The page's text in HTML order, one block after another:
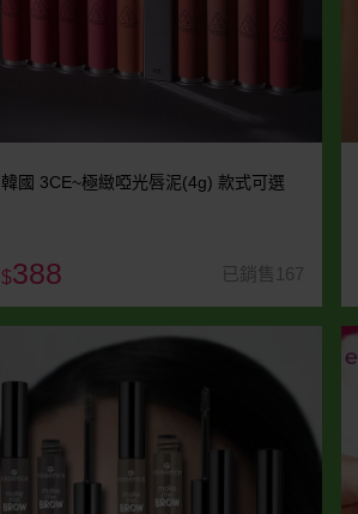
韓國 3CE~極緻啞光唇泥(4g) 款式可選
$388 已銷售167